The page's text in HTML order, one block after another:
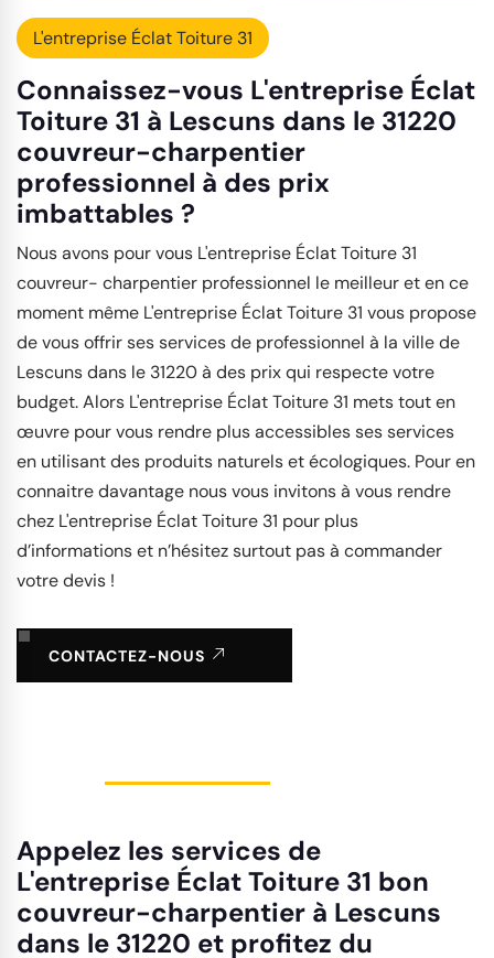
L'entreprise Éclat Toiture 31
Connaissez-vous L'entreprise Éclat
Toiture 31 à Lescuns dans le 31220
couvreur-charpentier
professionnel à des prix
imbattables ?
Nous avons pour vous L'entreprise Éclat Toiture 31
couvreur- charpentier professionnel le meilleur et en ce
moment même L'entreprise Éclat Toiture 31 vous propose
de vous offrir ses services de professionnel à la ville de
Lescuns dans le 31220 à des prix qui respecte votre
budget. Alors L'entreprise Éclat Toiture 31 mets tout en
œuvre pour vous rendre plus accessibles ses services
en utilisant des produits naturels et écologiques. Pour en
connaitre davantage nous vous invitons à vous rendre
chez L'entreprise Éclat Toiture 31 pour plus
d’informations et n’hésitez surtout pas à commander
votre devis !
CONTACTEZ-NOUS
Appelez les services de
L'entreprise Éclat Toiture 31 bon
couvreur-charpentier à Lescuns
dans le 31220 et profitez du